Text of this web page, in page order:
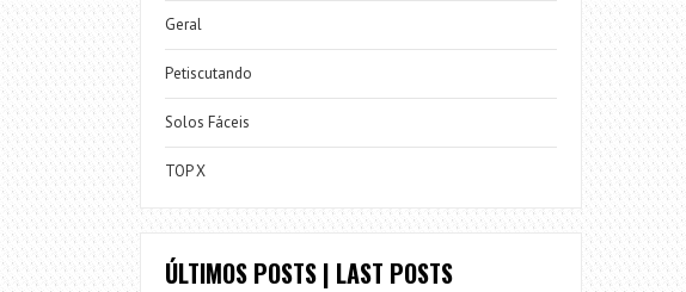
Geral
Petiscutando
Solos Fáceis
TOP X
ÚLTIMOS POSTS | LAST POSTS